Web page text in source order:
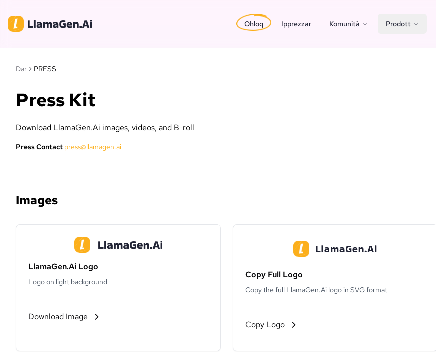
Oħloq Ipprezzar Komunità Prodott
Dar PRESS
Press Kit
Download LlamaGen.Ai images, videos, and B-roll
Press Contact press@llamagen.ai
Images
LlamaGen.Ai Logo
Logo on light background
Download Image
Copy Full Logo
Copy the full LlamaGen.Ai logo in SVG format
Copy Logo